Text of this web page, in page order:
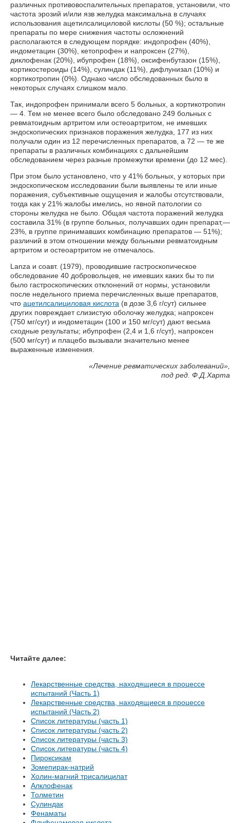
различных противовоспалительных препаратов, установили, что
частота эрозий и/или язв желудка максимальна в случаях
использования ацетилсалициловой кислоты (50 %); остальные
препараты по мере снижения частоты осложнений
располагаются в следующем порядке: индопрофен (40%),
индометацин (30%), кетопрофен и напроксен (27%),
диклофенак (20%), ибупрофен (18%), оксифенбутазон (15%),
кортикостероиды (14%), сулиндак (11%), дифлунизал (10%) и
кортикотропин (0%). Однако число обследованных было в
некоторых случаях слишком мало.
Так, индопрофен принимали всего 5 больных, а кортикотропин
— 4. Тем не менее всего было обследовано 249 больных с
ревматоидным артритом или остеоартритом, не имевших
эндоскопических признаков поражения желудка, 177 из них
получали один из 12 перечисленных препаратов, а 72 — те же
препараты в различных комбинациях с дальнейшим
обследованием через разные промежутки времени (до 12 мес).
При этом было установлено, что у 41% больных, у которых при
эндоскопическом исследовании были выявлены те или иные
поражения, субъективные ощущения и жалобы отсутствовали,
тогда как у 21% жалобы имелись, но явной патологии со
стороны желудка не было. Общая частота поражений желудка
составила 31% (в группе больных, получавших один препарат,—
23%, в группе принимавших комбинацию препаратов — 51%);
различий в этом отношении между больными ревматоидным
артритом и остеоартритом не отмечалось.
Lanza и соавт. (1979), проводившие гастроскопическое
обследование 40 добровольцев, не имевших каких бы то пи
было гастроскопических отклонений от нормы, установили
после недельного приема перечисленных выше препаратов,
что ацетилсалициловая кислота (в дозе 3,6 г/сут) сильнее
других повреждает слизистую оболочку желудка; напроксен
(750 мг/сут) и индометацин (100 и 150 мг/сут) дают весьма
сходные результаты; ибупрофен (2,4 и 1,6 г/сут), напроксен
(500 мг/сут) и плацебо вызывали значительно менее
выраженные изменения.
«Лечение ревматических заболеваний»,
под ред. Ф.Д.Харта
Читайте далее:
Лекарственные средства, находящиеся в процессе
испытаний (Часть 1)
Лекарственные средства, находящиеся в процессе
испытаний (Часть 2)
Список литературы (часть 1)
Список литературы (часть 2)
Список литературы (часть 3)
Список литературы (часть 4)
Пироксикам
Зомепирак-натрий
Холин-магний трисалицилат
Алклофенак
Толметин
Сулиндак
Фенаматы